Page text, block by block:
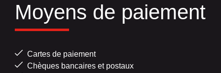
Moyens de paiement
Cartes de paiement
Chèques bancaires et postaux